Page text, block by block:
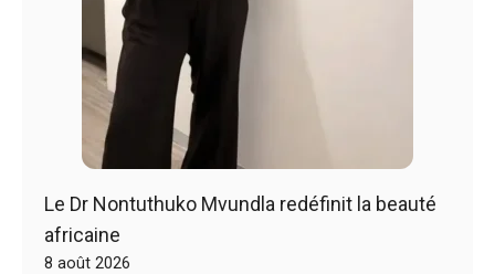
Le Dr Nontuthuko Mvundla redéfinit la beauté
africaine
8 août 2026